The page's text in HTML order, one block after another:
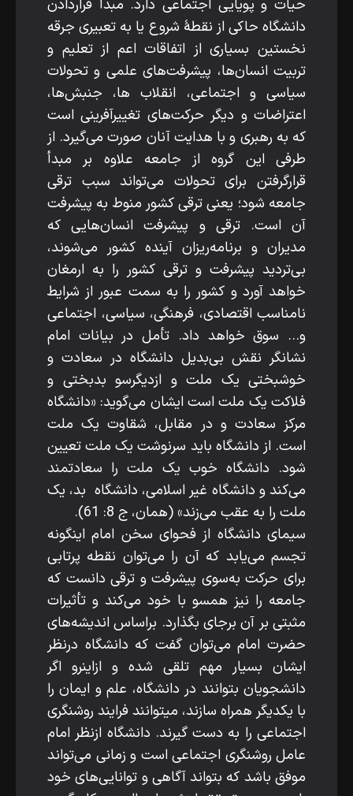
حیات و پویایی اجتماعی دارد. مبدأ قراردادن
دانشگاه حاکی از نقطۀ شروع یا به تعبیری جرقه
نخستین بسیاری از اتفاقات اعم از تعلیم و
تربیت انسان‌ها، پیشرفت‌های علمی و تحولات
سیاسی و اجتماعی، انقلاب­ ها، جنبش‌ها،
اعتراضات و دیگر حرکت‌های تغییرآفرینی است
که به رهبری و با هدایت آنان صورت می‌گیرد. از
طرفی این گروه از جامعه علاوه ­بر مبدأ
قرارگرفتن برای تحولات می‌تواند سبب ترقی
جامعه شود؛ یعنی ترقی کشور منوط به پیشرفت
آن است. ترقی و پیشرفت انسان‌هایی که
مدیران و برنامه‌ریزان آینده کشور می‌شوند،
بی‌تردید پیشرفت و ترقی کشور را به­ ارمغان
خواهد آورد و کشور را به ­سمت عبور از شرایط
نامناسب اقتصادی، فرهنگی، سیاسی، اجتماعی
و... سوق خواهد داد. تأمل در بیانات امام
نشانگر نقش بی‌بدیل دانشگاه در سعادت و
خوشبختی یک ملت و ازدیگرسو بدبختی و
فلاکت یک ملت است ایشان می‌گوید: «دانشگاه
مرکز سعادت و در مقابل، شقاوت یک ملت
است. از دانشگاه باید سرنوشت یک ملت تعیین
شود. دانشگاه خوب یک ملت را سعادتمند
می‌کند و دانشگاه غیر اسلامی، دانشگاه بد، یک
ملت را به عقب می‌زند» (همان، ج 8: 61).
سیمای دانشگاه از فحوای سخن امام این­گونه
تجسم می‌یابد که آن را می‌توان نقطه پرتابی
برای حرکت به‌سوی پیشرفت و ترقی دانست که
جامعه را نیز همسو با خود می‌کند و تأثیرات
مثبتی بر آن برجای بگذارد. براساس اندیشه‌های
حضرت امام می‌توان گفت که دانشگاه درنظر
ایشان بسیار مهم تلقی شده و ازاین­رو اگر
دانشجویان بتوانند در دانشگاه، علم و ایمان را
با یکدیگر همراه سازند، می­توانند فرایند روشنگری
اجتماعی را به ­دست گیرند. دانشگاه ازنظر امام
عامل روشنگری اجتماعی است و زمانی می‌تواند
موفق باشد که بتواند آگاهی و توانایی‌های خود